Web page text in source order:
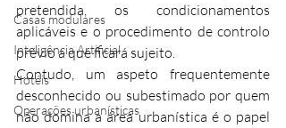
Casas modulares
Inteligência Artificial
Hotéis
Operações urbanísticas
pretendida, os condicionamentos
aplicáveis e o procedimento de controlo
prévio a que ficará sujeito.​
Contudo, um aspeto frequentemente
desconhecido ou subestimado por quem
não domina a área urbanística é o papel